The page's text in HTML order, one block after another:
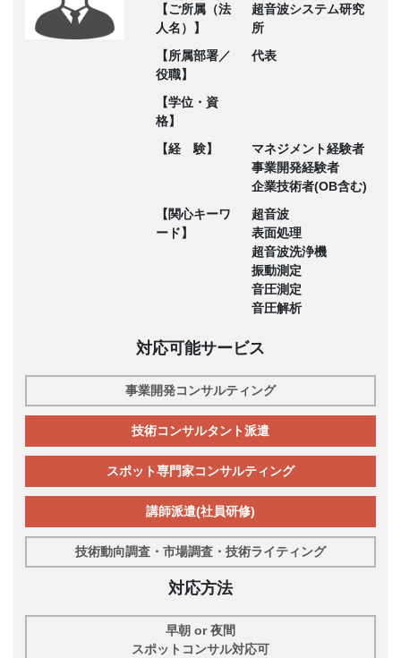
【ご所属（法
人名）】
超音波システム研究
所
【所属部署／
役職】
代表
【学位・資
格】
【経 験】
マネジメント経験者
事業開発経験者
企業技術者(OB含む)
【関心キーワ
ード】
超音波
表面処理
超音波洗浄機
振動測定
音圧測定
音圧解析
対応可能サービス
事業開発コンサルティング
技術コンサルタント派遣
スポット専門家コンサルティング
講師派遣(社員研修)
技術動向調査・市場調査・技術ライティング
対応方法
早朝 or 夜間
スポットコンサル対応可